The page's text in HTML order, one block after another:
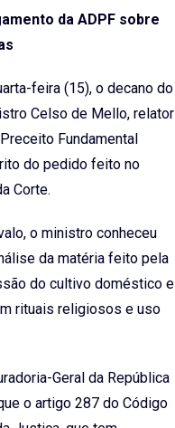
da ADPF sobre
feira (15), o decano do
Celso de Mello, relator
Fundamental
do pedido feito no
Corte.
o ministro conheceu
da matéria feito pela
do cultivo doméstico e
rituais religiosos e uso
Geral da República
o artigo 287 do Código